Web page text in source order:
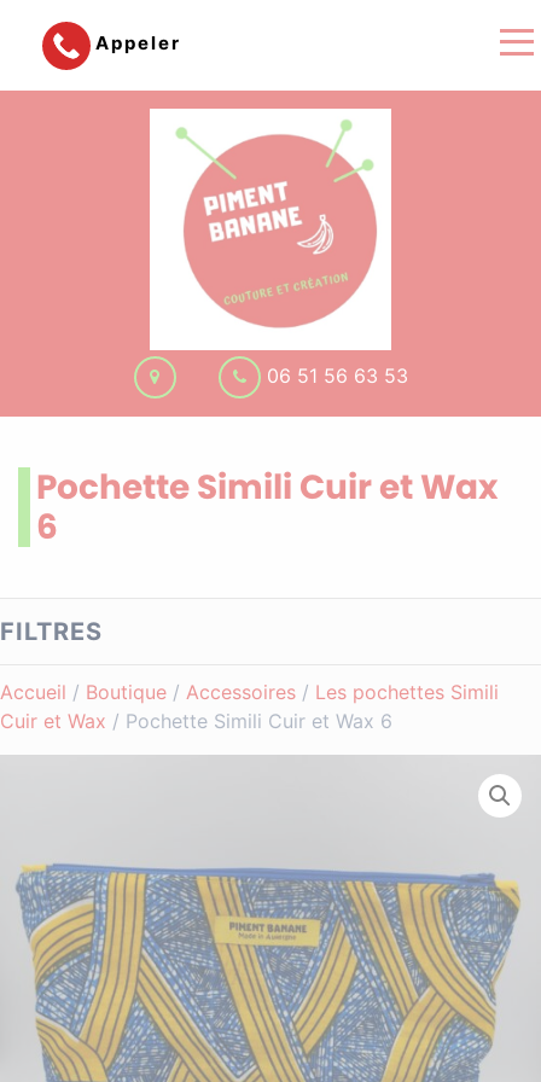
Appeler
06 51 56 63 53
Pochette Simili Cuir et Wax
6
FILTRES
Accueil / Boutique / Accessoires / Les pochettes Simili
Cuir et Wax / Pochette Simili Cuir et Wax 6